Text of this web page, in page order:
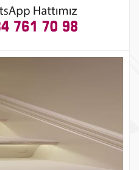
perakende satış ve